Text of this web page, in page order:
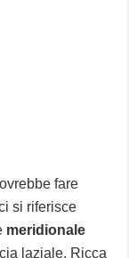
fare
si riferisce
meridionale
laziale. Ricca